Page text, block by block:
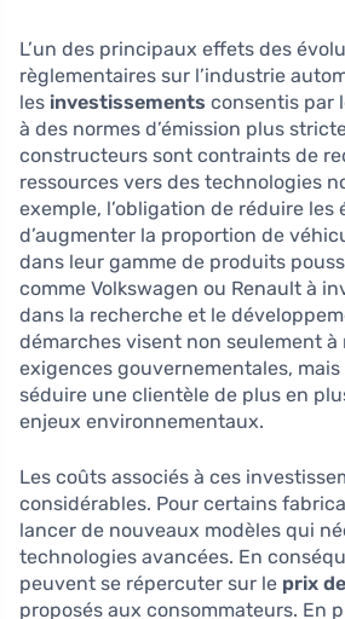
L’un des principaux effets des
règlementaires sur l’industrie
les investissements consentis par
à des normes d’émission plus
constructeurs sont contraints de
ressources vers des technologies
exemple, l’obligation de réduire les
d’augmenter la proportion de
dans leur gamme de produits
comme Volkswagen ou Renault à
dans la recherche et le
démarches visent non seulement à
exigences gouvernementales, mais
séduire une clientèle de plus en
enjeux environnementaux.
Les coûts associés à ces
considérables. Pour certains
lancer de nouveaux modèles qui
technologies avancées. En
peuvent se répercuter sur le prix
proposés aux consommateurs. En